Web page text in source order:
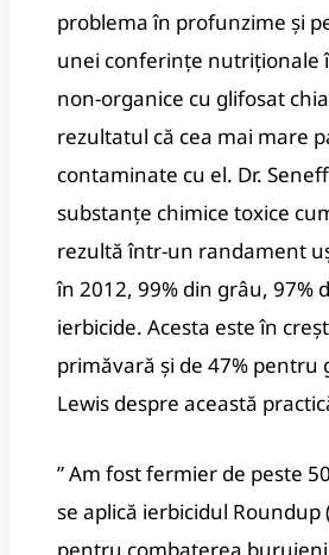
problema în profunzime și
unei conferințe nutriționale
non-organice cu glifosat
rezultatul că cea mai mare
contaminate cu el. Dr.
substanțe chimice toxice
rezultă într-un randament
în 2012, 99% din grâu, 97%
ierbicide. Acesta este în
primăvară și de 47% pentru
Lewis despre această
” Am fost fermier de peste
se aplică ierbicidul